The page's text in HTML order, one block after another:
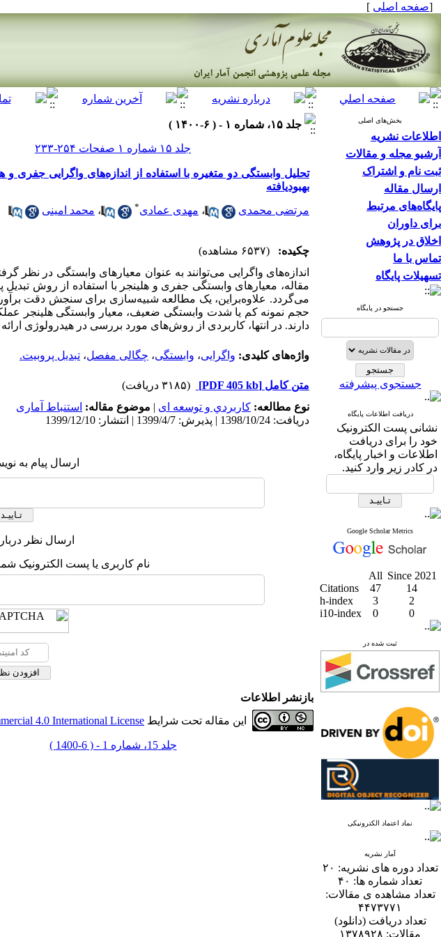
[صفحه اصلی ]
بخش‌های اصلی
اطلاعات نشریه
آرشیو مجله و مقالات
ثبت نام و اشتراک
ارسال مقاله
پایگاه‌های مرتبط
برای داوران
اخلاق در پژوهش
تماس با ما
تسهیلات پایگاه
جستجو در پایگاه
جستجوی پیشرفته
دریافت اطلاعات پایگاه
نشانی پست الکترونیک
خود را برای دریافت
اطلاعات و اخبار پایگاه،
در کادر زیر وارد کنید.
Google Scholar Metrics
All Since 2021
Citations
47
14
h-index
3
2
i10-index
0 0
ثبت شده در
نماد اعتماد الکترونیکی
آمار نشریه
تعداد دوره های نشریه: ۲۰
تعداد شماره ها: ۴۰
تعداد مشاهده ی مقالات:
۴۴۷۳۷۷۱
تعداد دریافت (دانلود)
مقالات: ۱۳۷۸۹۲۸
جلد ۱۵، شماره ۱ - ( ۶-۱۴۰۰ )
جلد ۱۵ شماره ۱ صفحات ۲۵۴-۲۳۳
تحلیل وابستگی دو متغیره با استفاده از اندازه‌های واگرایی
بهبودیافته
مرتضی محمدی ، مهدی عمادی* ، محمد امینی
چکیده:
(۶۵۳۷ مشاهده)
اندازه‌های واگرایی می‌توانند به عنوان معیارهای وابستگی در
مقاله، معیارهای وابستگی جفری و هلینجر با استفاده از روش تبدیل
می‌گردد. علاوه‌براین، یک مطالعه شبیه‌سازی برای سنجش دقت
حجم نمونه کم یا شدت وابستگی ضعیف، معیار وابستگی هلینجر
دارند. در انتها، کاربردی از روش‌های مورد بررسی در هیدرولوژی
واژه‌های کلیدی: واگرایی، وابستگی، چگالی مفصل، تبدیل پروبیت.
متن کامل [PDF 405 kb]
(۳۱۸۵ دریافت)
نوع مطالعه: كاربردي و توسعه ای | موضوع مقاله: استنباط آماری
دریافت: 1398/10/24 | پذیرش: 1399/4/7 | انتشار: 1399/12/10
ارسال پیام به
ارسال نظر
نام کاربری یا پست الکترونیک
بازنشر اطلاعات
این مقاله تحت شرایط 4.0 International License
جلد 15، شماره 1 - ( 6-1400 )